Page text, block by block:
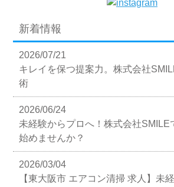
新着情報
2026/07/21
キレイを保つ提案力。株式会社
術
2026/06/24
未経験からプロへ！株式会社SMILE
始めませんか？
2026/03/04
【東大阪市 エアコン清掃 求人】未